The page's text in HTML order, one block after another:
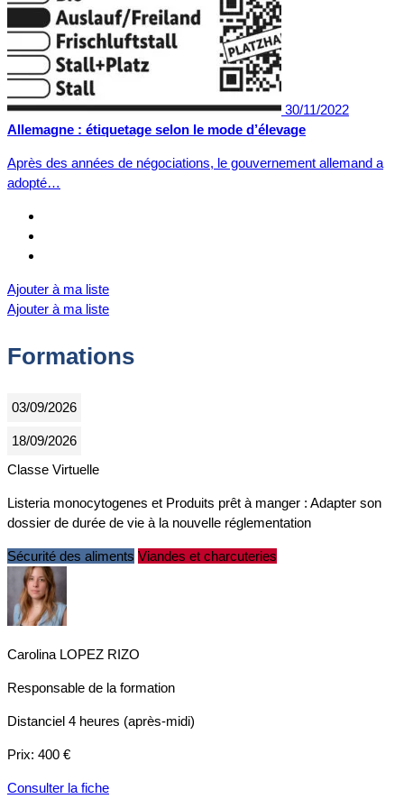
30/11/2022
Allemagne : étiquetage selon le mode d’élevage
Après des années de négociations, le gouvernement allemand a
adopté…
Ajouter à ma liste
Ajouter à ma liste
Formations
03/09/2026
18/09/2026
Classe Virtuelle
Listeria monocytogenes et Produits prêt à manger : Adapter son
dossier de durée de vie à la nouvelle réglementation
Sécurité des aliments Viandes et charcuteries
Carolina LOPEZ RIZO
Responsable de la formation
Distanciel 4 heures (après-midi)
Prix: 400 €
Consulter la fiche